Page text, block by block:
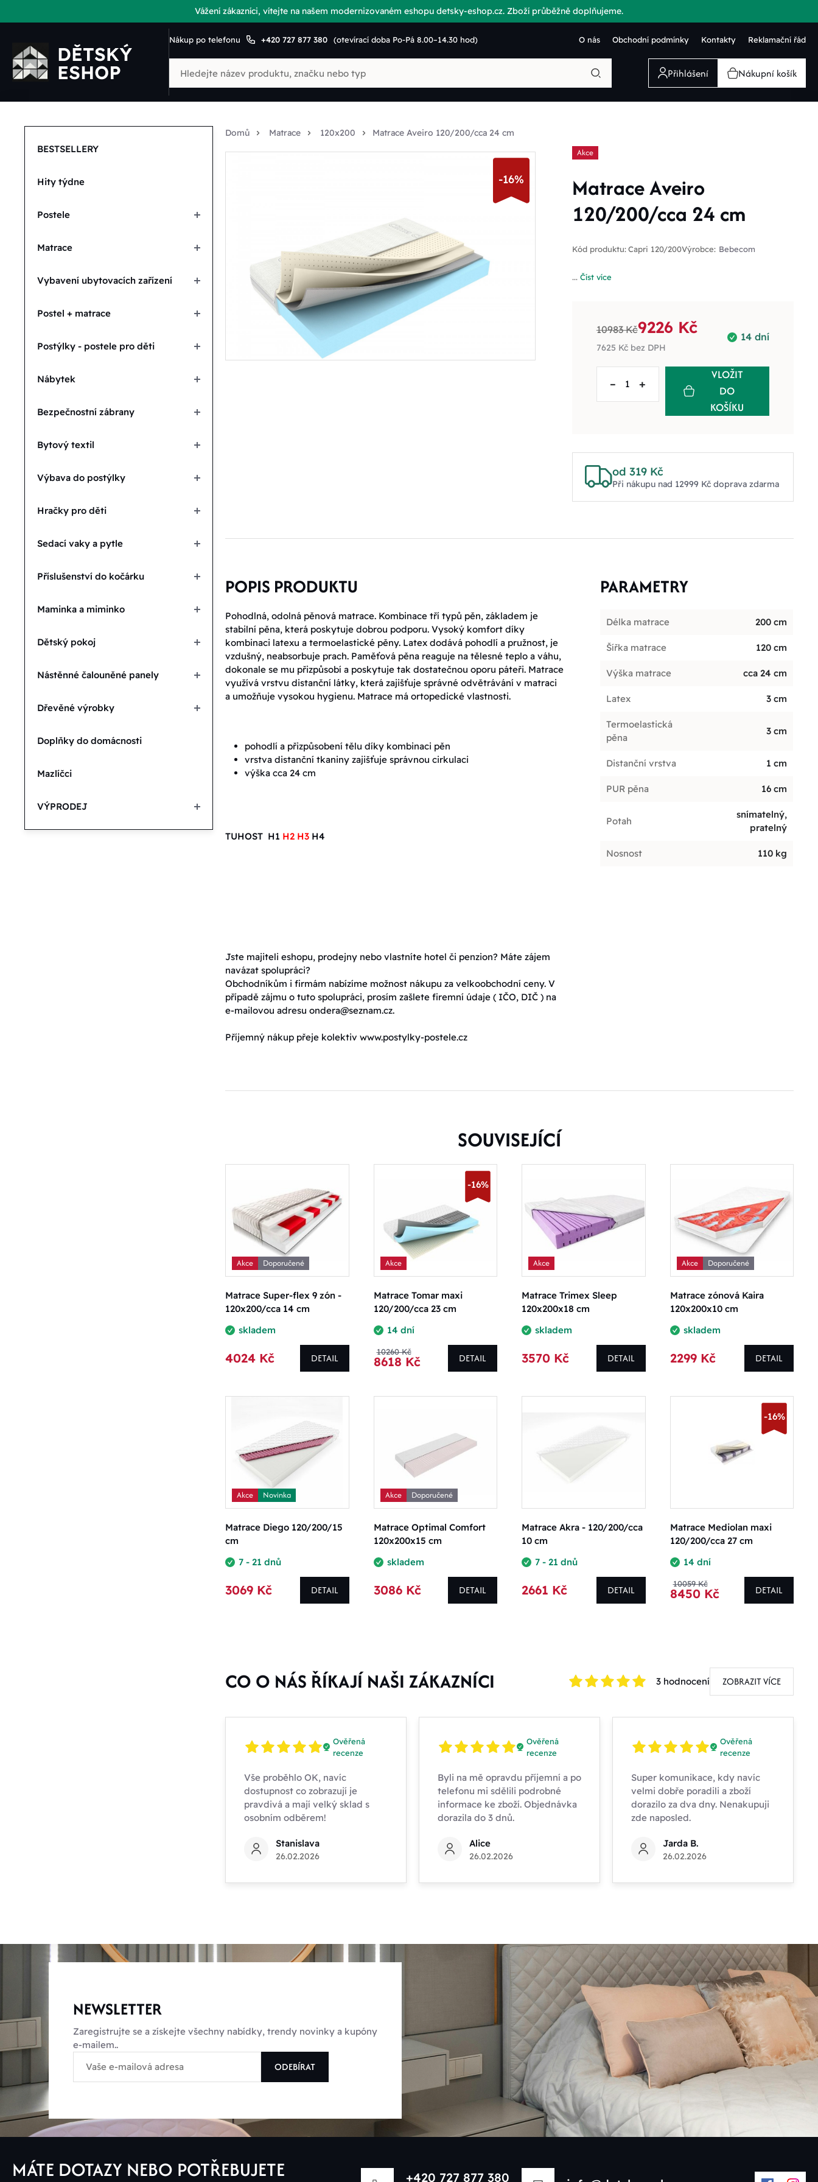
Vážení zákazníci, vítejte na našem modernizovaném eshopu detsky-eshop.cz. Zboží průběžně doplňujeme.
Nákup po telefonu +420 727 877 380 (otevírací doba Po-Pá 8.00–14.30 hod) O nás Obchodní podmínky Kontakty Reklamační řád
Přihlášení Nákupní košík
BESTSELLERY
Hity týdne
Postele
Matrace
Vybavení ubytovacích zařízení
Postel + matrace
Postýlky - postele pro děti
Nábytek
Bezpečnostní zábrany
Bytový textil
Výbava do postýlky
Hračky pro děti
Sedací vaky a pytle
Příslušenství do kočárku
Maminka a miminko
Dětský pokoj
Nástěnné čalouněné panely
Dřevěné výrobky
Doplňky do domácnosti
Mazlíčci
VÝPRODEJ
Domů Matrace 120x200 Matrace Aveiro 120/200/cca 24 cm
-16%
Akce
Matrace Aveiro
120/200/cca 24 cm
Kód produktu:Capri 120/200Výrobce: Bebecom
... Číst více
14 dní
10983 Kč9226 Kč
7625 Kčbez DPH
– +
VLOŽIT
DO
KOŠÍKU
od 319 Kč
Při nákupu nad 12999 Kč doprava zdarma
POPIS PRODUKTU
Pohodlná, odolná pěnová matrace. Kombinace tří typů pěn, základem je
stabilní pěna, která poskytuje dobrou podporu. Vysoký komfort díky
kombinaci latexu a termoelastické pěny. Latex dodává pohodlí a pružnost, je
vzdušný, neabsorbuje prach. Paměťová pěna reaguje na tělesné teplo a váhu,
dokonale se mu přizpůsobí a poskytuje tak dostatečnou oporu páteři. Matrace
využívá vrstvu distanční látky, která zajišťuje správné odvětrávání v matraci
a umožňuje vysokou hygienu. Matrace má ortopedické vlastnosti.
pohodlí a přizpůsobení tělu díky kombinaci pěn
vrstva distanční tkaniny zajišťuje správnou cirkulaci
výška cca 24 cm
TUHOST H1 H2 H3 H4
Jste majiteli eshopu, prodejny nebo vlastníte hotel či penzion? Máte zájem
navázat spolupráci?
Obchodníkům i firmám nabízíme možnost nákupu za velkoobchodní ceny. V
případě zájmu o tuto spolupráci, prosím zašlete firemní údaje ( IČO, DIČ ) na
e-mailovou adresu ondera@seznam.cz.
Příjemný nákup přeje kolektiv www.postylky-postele.cz
PARAMETRY
Délka matrace 200 cm
Šířka matrace 120 cm
Výška matrace cca 24 cm
Latex 3 cm
Termoelastická
pěna
3 cm
Distanční vrstva 1 cm
PUR pěna 16 cm
Potah
snímatelný,
pratelný
Nosnost 110 kg
SOUVISEJÍCÍ
Akce Doporučené
Matrace Super-flex 9 zón -
120x200/cca 14 cm
skladem
4024 Kč DETAIL
Akce
-16%
Matrace Tomar maxi
120/200/cca 23 cm
14 dní
10260 Kč
8618 Kč DETAIL
Akce
Matrace Trimex Sleep
120x200x18 cm
skladem
3570 Kč DETAIL
Akce Doporučené
Matrace zónová Kaira
120x200x10 cm
skladem
2299 Kč DETAIL
Akce Novinka
Matrace Diego 120/200/15
cm
7 - 21 dnů
3069 Kč DETAIL
Akce Doporučené
Matrace Optimal Comfort
120x200x15 cm
skladem
3086 Kč DETAIL
Matrace Akra - 120/200/cca
10 cm
7 - 21 dnů
2661 Kč DETAIL
-16%
Matrace Mediolan maxi
120/200/cca 27 cm
14 dní
10059 Kč
8450 Kč DETAIL
CO O NÁS ŘÍKAJÍ NAŠI ZÁKAZNÍCI 3 hodnocení ZOBRAZIT VÍCE
Ověřená
recenze
Vše proběhlo OK, navíc
dostupnost co zobrazují je
pravdivá a mají velký sklad s
osobním odběrem!
Stanislava
26.02.2026
Ověřená
recenze
Byli na mě opravdu příjemní a po
telefonu mi sdělili podrobné
informace ke zboží. Objednávka
dorazila do 3 dnů.
Alice
26.02.2026
Ověřená
recenze
Super komunikace, kdy navíc
velmi dobře poradili a zboží
dorazilo za dva dny. Nenakupuji
zde naposled.
Jarda B.
26.02.2026
NEWSLETTER
Zaregistrujte se a získejte všechny nabídky, trendy novinky a kupóny
e-mailem..
ODEBÍRAT
MÁTE DOTAZY NEBO POTŘEBUJETE +420 727 877 380